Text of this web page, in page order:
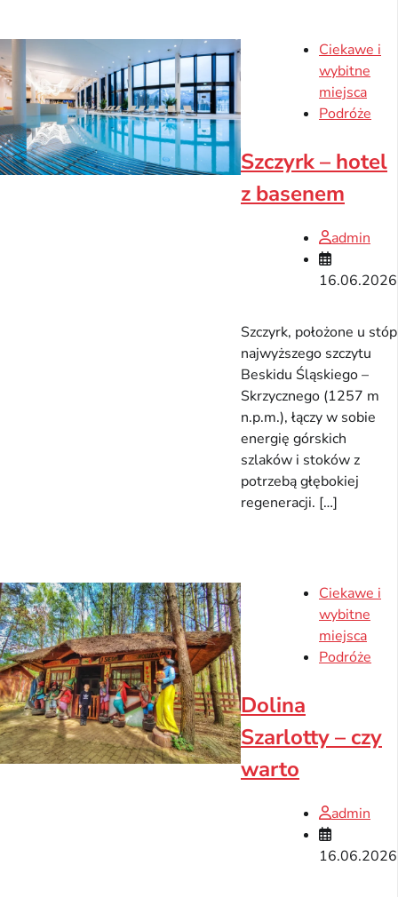
Ciekawe i
wybitne
miejsca
Podróże
Szczyrk – hotel
z basenem
admin
16.06.2026
Szczyrk, położone u stóp
najwyższego szczytu
Beskidu Śląskiego –
Skrzycznego (1257 m
n.p.m.), łączy w sobie
energię górskich
szlaków i stoków z
potrzebą głębokiej
regeneracji. […]
Ciekawe i
wybitne
miejsca
Podróże
Dolina
Szarlotty – czy
warto
admin
16.06.2026